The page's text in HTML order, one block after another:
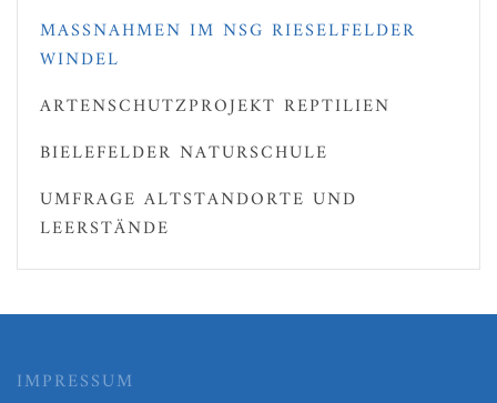
MASSNAHMEN IM NSG RIESELFELDER W
INDEL
ARTENSCHUTZPROJEKT REPTILIEN
BIELEFELDER NATURSCHULE
UMFRAGE ALTSTANDORTE UND
LEERSTÄNDE
IMPRESSUM